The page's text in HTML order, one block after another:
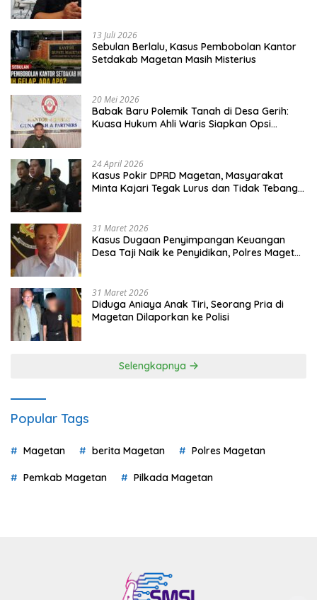
13 Juli 2026
Sebulan Berlalu, Kasus Pembobolan Kantor
Setdakab Magetan Masih Misterius
20 Mei 2026
Babak Baru Polemik Tanah di Desa Gerih:
Kuasa Hukum Ahli Waris Siapkan Opsi
24 April 2026
Kasus Pokir DPRD Magetan, Masyarakat
Minta Kajari Tegak Lurus dan Tidak Tebang
31 Maret 2026
Kasus Dugaan Penyimpangan Keuangan
Desa Taji Naik ke Penyidikan, Polres Magetan
31 Maret 2026
Diduga Aniaya Anak Tiri, Seorang Pria di
Magetan Dilaporkan ke Polisi
Selengkapnya
Popular Tags
Magetan berita Magetan Polres Magetan
Pemkab Magetan Pilkada Magetan